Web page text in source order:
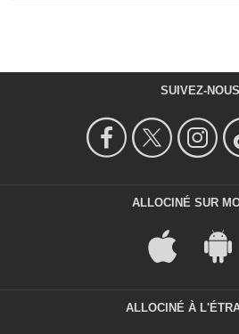
SUIVEZ-NOUS
ALLOCINÉ SUR
ALLOCINÉ À